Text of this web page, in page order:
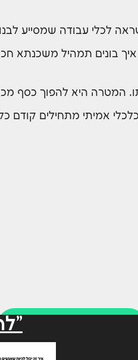
לכלי עבודה שמסייע
בונים תמהיל משכנתא
המטרה היא להפוך כסף
אמיתי מתחילים קודם